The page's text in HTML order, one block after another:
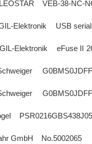
VEB-38-NC-
Elektronik USB
Elektronik eFuse
GmbH